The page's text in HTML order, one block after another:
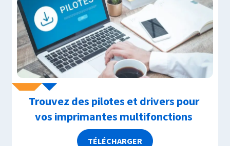
Trouvez des pilotes et drivers pour
vos imprimantes multifonctions
TÉLÉCHARGER